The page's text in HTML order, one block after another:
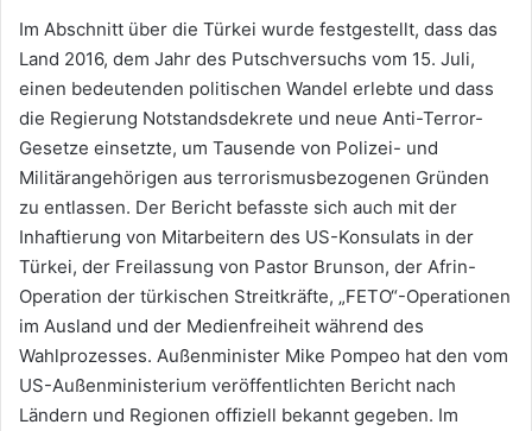
Im Abschnitt über die Türkei wurde festgestellt, dass das
Land 2016, dem Jahr des Putschversuchs vom 15. Juli,
einen bedeutenden politischen Wandel erlebte und dass
die Regierung Notstandsdekrete und neue Anti-Terror-
Gesetze einsetzte, um Tausende von Polizei- und
Militärangehörigen aus terrorismusbezogenen Gründen
zu entlassen. Der Bericht befasste sich auch mit der
Inhaftierung von Mitarbeitern des US-Konsulats in der
Türkei, der Freilassung von Pastor Brunson, der Afrin-
Operation der türkischen Streitkräfte, „FETO“-Operationen
im Ausland und der Medienfreiheit während des
Wahlprozesses. Außenminister Mike Pompeo hat den vom
US-Außenministerium veröffentlichten Bericht nach
Ländern und Regionen offiziell bekannt gegeben. Im